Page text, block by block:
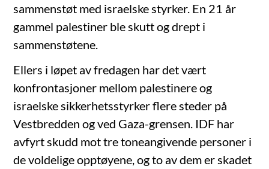
sammenstøt med israelske styrker. En 21 år
gammel palestiner ble skutt og drept i
sammenstøtene.
Ellers i løpet av fredagen har det vært
konfrontasjoner mellom palestinere og
israelske sikkerhetsstyrker flere steder på
Vestbredden og ved Gaza-grensen. IDF har
avfyrt skudd mot tre toneangivende personer i
de voldelige opptøyene, og to av dem er skadet